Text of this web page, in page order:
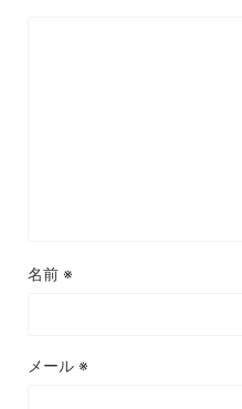
名前 ※
メール ※